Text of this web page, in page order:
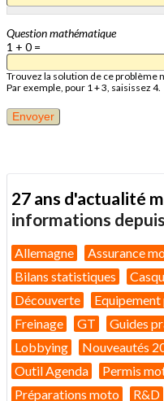
Question mathématique
1 + 0 =
Trouvez la solution de ce problème
Par exemple, pour 1 + 3, saisissez 4.
27 ans d'actualité
informations
Allemagne Assurance
Bilans statistiques
Découverte
Freinage
GT Guides
Lobbying
Nouveautés
Outil Agenda
Permis
Préparations moto
R&D